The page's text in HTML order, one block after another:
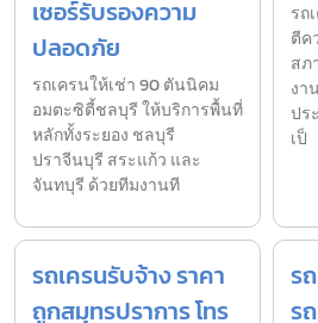
เซอร์รับรองความ
ปลอดภัย
รถเครนให้เช่า 90 ตันนิคม
อมตะซิตี้ชลบุรี ให้บริการพื้นที่
หลักทั้งระยอง ชลบุรี
ปราจีนบุรี สระแก้ว และ
จันทบุรี ด้วยทีมงานที
รถ
ตีค
สภ
งา
ปร
เป็
รถเครนรับจ้าง ราคา
ถูกสมุทรปราการ โทร
ร
ร